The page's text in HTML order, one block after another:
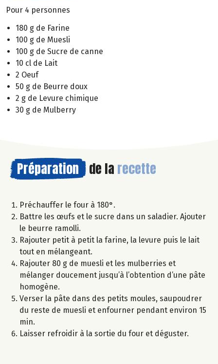
Pour 4 personnes
180 g de Farine
100 g de Muesli
100 g de Sucre de canne
10 cl de Lait
2 Oeuf
50 g de Beurre doux
2 g de Levure chimique
30 g de Mulberry
Préparation de la recette
Préchauffer le four à 180°.
Battre les œufs et le sucre dans un saladier. Ajouter
le beurre ramolli.
Rajouter petit à petit la farine, la levure puis le lait
tout en mélangeant.
Rajouter 80 g de muesli et les mulberries et
mélanger doucement jusqu’à l’obtention d’une pâte
homogène.
Verser la pâte dans des petits moules, saupoudrer
du reste de muesli et enfourner pendant environ 15
min.
Laisser refroidir à la sortie du four et déguster.